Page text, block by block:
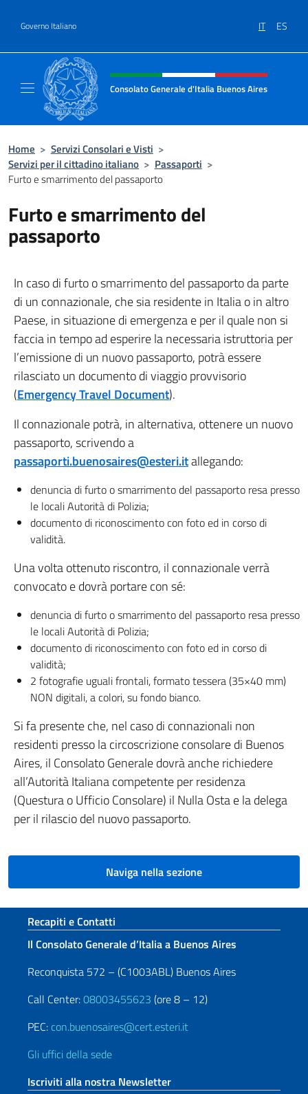
Governo Italiano IT ES
Intestazione sito, social e menù
Consolato Generale d'Italia Buenos Aires
Home > Servizi Consolari e Visti >
Servizi per il cittadino italiano > Passaporti >
Furto e smarrimento del passaporto
Furto e smarrimento del
passaporto
In caso di furto o smarrimento del passaporto da parte
di un connazionale, che sia residente in Italia o in altro
Paese, in situazione di emergenza e per il quale non si
faccia in tempo ad esperire la necessaria istruttoria per
l’emissione di un nuovo passaporto, potrà essere
rilasciato un documento di viaggio provvisorio
(Emergency Travel Document).
Il connazionale potrà, in alternativa, ottenere un nuovo
passaporto, scrivendo a
passaporti.buenosaires@esteri.itallegando:
denuncia di furto o smarrimento del passaporto resa presso
le locali Autorità di Polizia;
documento di riconoscimento con foto ed in corso di
validità.
Una volta ottenuto riscontro, il connazionale verrà
convocato e dovrà portare con sé:
denuncia di furto o smarrimento del passaporto resa presso
le locali Autorità di Polizia;
documento di riconoscimento con foto ed in corso di
validità;
2 fotografie uguali frontali, formato tessera (35×40 mm)
NON digitali, a colori, su fondo bianco.
Si fa presente che, nel caso di connazionali non
residenti presso la circoscrizione consolare di Buenos
Aires, il Consolato Generale dovrà anche richiedere
all’Autorità Italiana competente per residenza
(Questura o Ufficio Consolare) il Nulla Osta e la delega
per il rilascio del nuovo passaporto.
Naviga nella sezione
Sezione footer
Recapiti e Contatti
Il Consolato Generale d’Italia a Buenos Aires
Reconquista 572 – (C1003ABL) Buenos Aires
Call Center:08003455623 (ore 8 – 12)
PEC: con.buenosaires@cert.esteri.it
Gli uffici della sede
Iscriviti alla nostra Newsletter